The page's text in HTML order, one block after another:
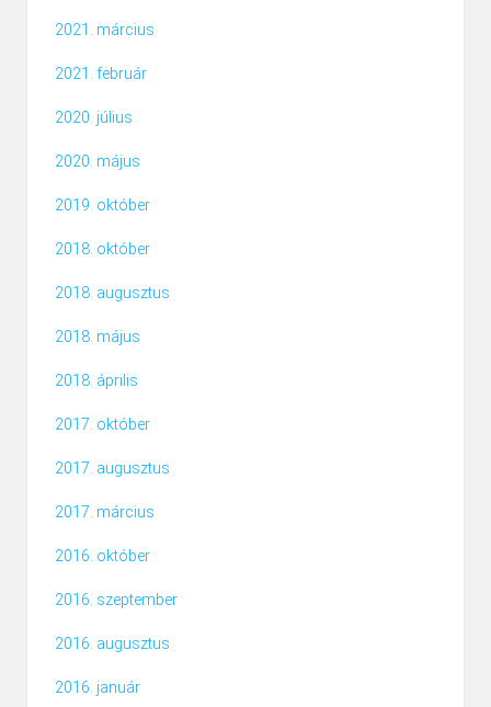
2021. március
2021. február
2020. július
2020. május
2019. október
2018. október
2018. augusztus
2018. május
2018. április
2017. október
2017. augusztus
2017. március
2016. október
2016. szeptember
2016. augusztus
2016. január